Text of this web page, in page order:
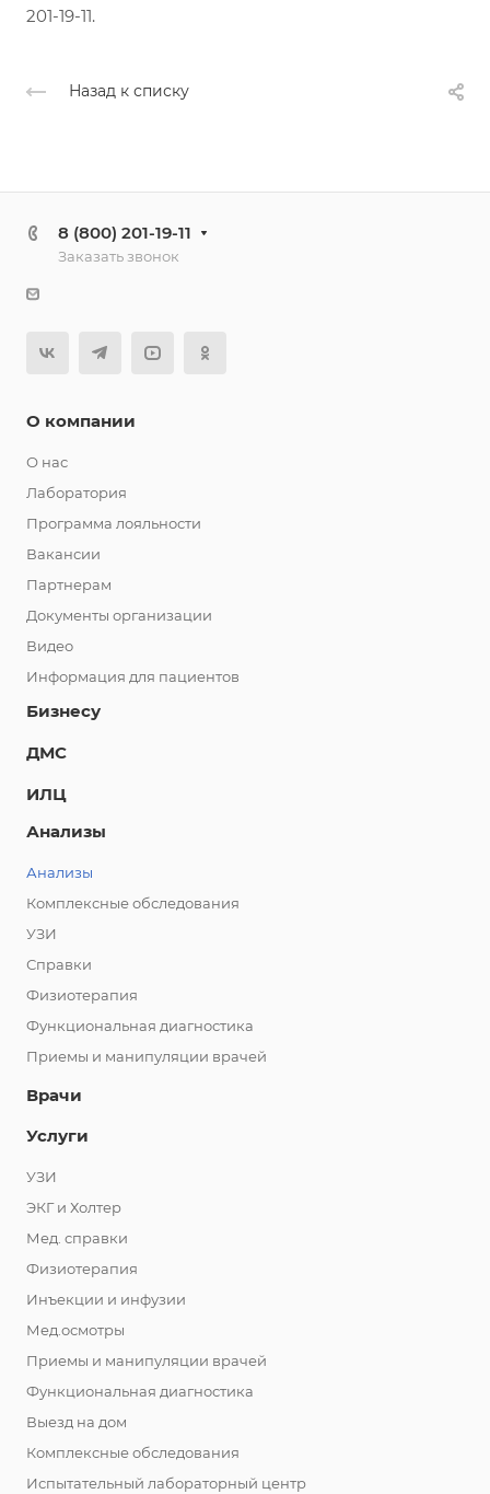
201-19-11.
Назад к списку
8 (800) 201-19-11
Заказать звонок
О компании
О нас
Лаборатория
Программа лояльности
Вакансии
Партнерам
Документы организации
Видео
Информация для пациентов
Бизнесу
ДМС
ИЛЦ
Анализы
Анализы
Комплексные обследования
УЗИ
Справки
Физиотерапия
Функциональная диагностика
Приемы и манипуляции врачей
Врачи
Услуги
УЗИ
ЭКГ и Холтер
Мед. справки
Физиотерапия
Инъекции и инфузии
Мед.осмотры
Приемы и манипуляции врачей
Функциональная диагностика
Выезд на дом
Комплексные обследования
Испытательный лабораторный центр